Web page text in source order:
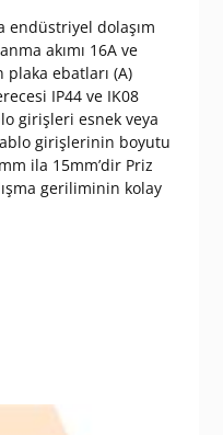
endüstriyel dolaşım
akımı 16A ve
plaka ebatları (A)
IP44 ve IK08
girişleri esnek veya
girişlerinin boyutu
ila 15mm’dir Priz
geriliminin kolay